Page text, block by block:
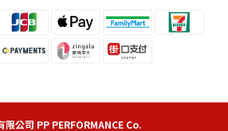
限公司 PP PERFORMANCE Co.